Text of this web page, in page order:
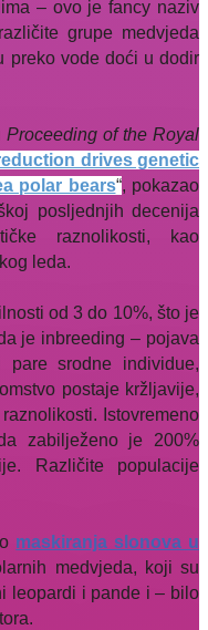
– ovo je fancy naziv
grupe medvjeda
preko vode doći u dodir
Proceeding of the Royal
drives genetic
polar bears“, pokazao
posljednjih decenija
raznolikosti, kao
leda.
od 3 do 10%, što je
je inbreeding – pojava
srodne individue,
postaje kržljavije,
Istovremeno
zabilježeno je 200%
Različite populacije
maskiranja slonova u
medvjeda, koji su
leopardi i pande i – bilo